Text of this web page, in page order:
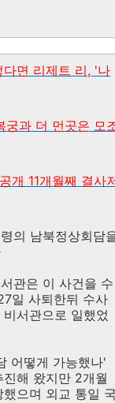
면 리제트 리, '나
과 더 먼곳은 모
개 11개월째 결사
의 남북정상회담
관은 이 사건을 수
일 사퇴한뒤 수사
서관으로 일했었
어떻게 가능했나'
해 왔지만 2개월
으며 외교 통일 국